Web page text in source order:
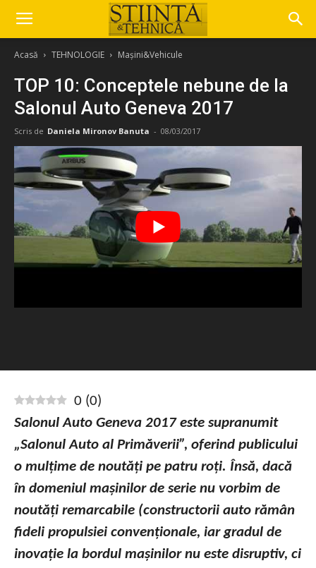
Acasă TEHNOLOGIE Mașini&Vehicule
TOP 10: Conceptele nebune de la
Salonul Auto Geneva 2017
Scris de Daniela Mironov Banuta - 08/03/2017
0 (0)
Salonul Auto Geneva 2017 este supranumit
„Salonul Auto al Primăverii”, oferind publicului
o mulțime de noutăți pe patru roți. Însă, dacă
în domeniul mașinilor de serie nu vorbim de
noutăți remarcabile (constructorii auto rămân
fideli propulsiei convenționale, iar gradul de
inovație la bordul mașinilor nu este disruptiv, ci